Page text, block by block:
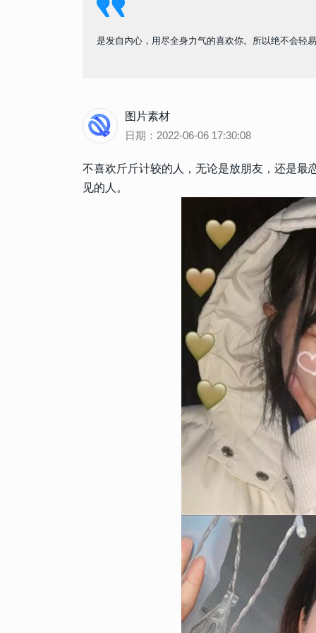
是发自内心，用尽全身力气的喜欢你。所以绝不会轻
图片素材
日期：2022-06-06 17:30:08
不喜欢斤斤计较的人，无论是放朋友，还是最
见的人。
148443 2015-12-30 16:15:00
比较邪恶的美女动态图片gif
人把持不住
2023-01-03 10:18:05
2023生日快乐长寿面真实
时光不弃
68715 2023-01-23 14:42:03
2023再见2023你好唯美图
2023我们继续
64735 2023-01-22 09:30:07